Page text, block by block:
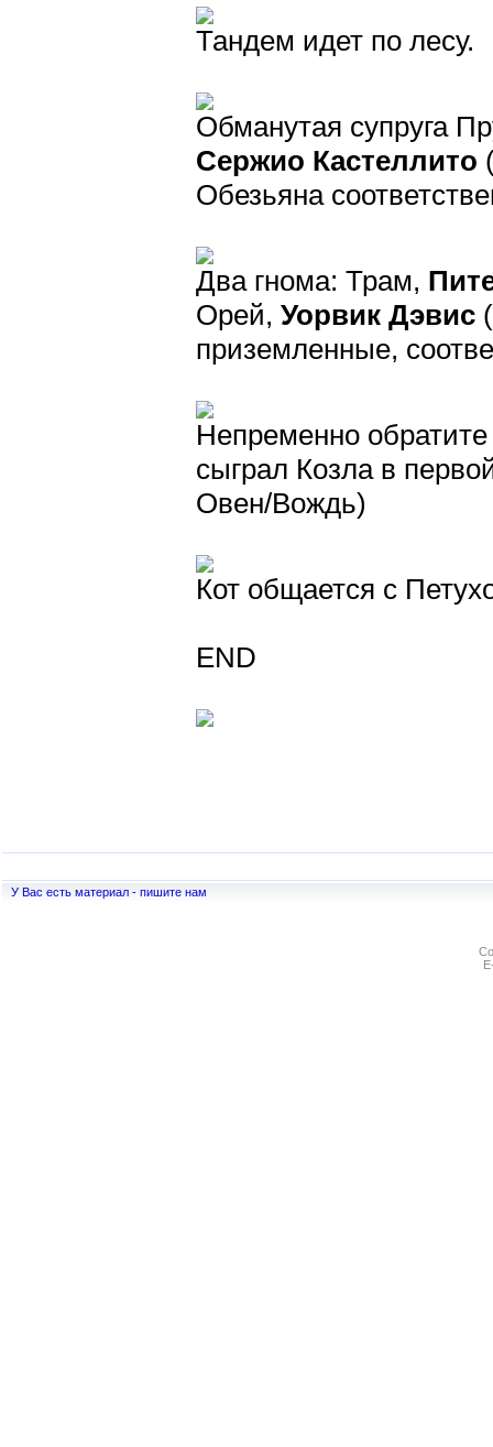
Тандем идет по лесу.
Обманутая cупруга
Сержио Кастеллито
Обезьяна
Два гнома: Трам,
Орей, Уорвик Дэвис
приземленные,
Непременно
сыграл Козла в
Овен/Вождь)
Кот общается с
END
У Вас есть материал - пишите нам